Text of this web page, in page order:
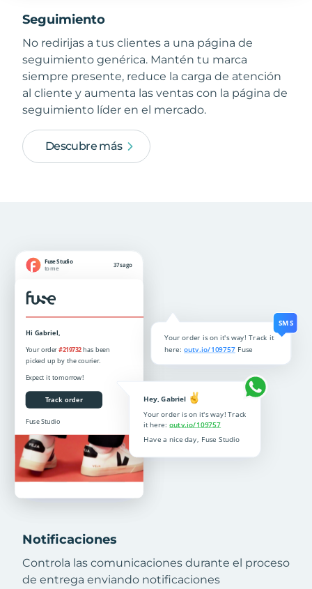
Seguimiento
No redirijas a tus clientes a una página de
seguimiento genérica. Mantén tu marca
siempre presente, reduce la carga de atención
al cliente y aumenta las ventas con la página de
seguimiento líder en el mercado.
Descubre más
Notificaciones
Controla las comunicaciones durante el proceso
de entrega enviando notificaciones